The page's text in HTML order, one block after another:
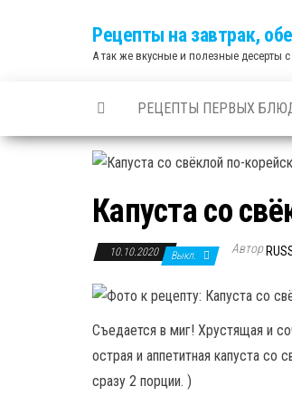
Рецепты на завтрак,
А так же вкусные и полезные десерты с
РЕЦЕПТЫ ПЕРВЫХ
Капуста со
10.10.2020 Выкл. Автор
Съедается в миг! Хрустящая и
острая и аппетитная капуста со
сразу 2 порции. )